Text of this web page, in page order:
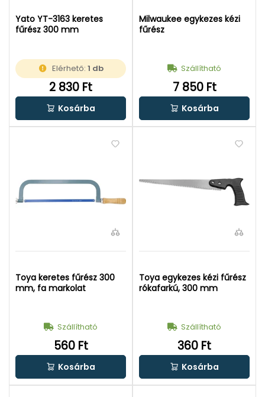
Yato YT-3163 keretes
fűrész 300 mm
Elérhető: 1 db
2 830 Ft
Kosárba
Milwaukee egykezes kézi
fűrész
Szállítható
7 850 Ft
Kosárba
Toya keretes fűrész 300
mm, fa markolat
Szállítható
560 Ft
Kosárba
Toya egykezes kézi fűrész
rókafarkú, 300 mm
Szállítható
360 Ft
Kosárba